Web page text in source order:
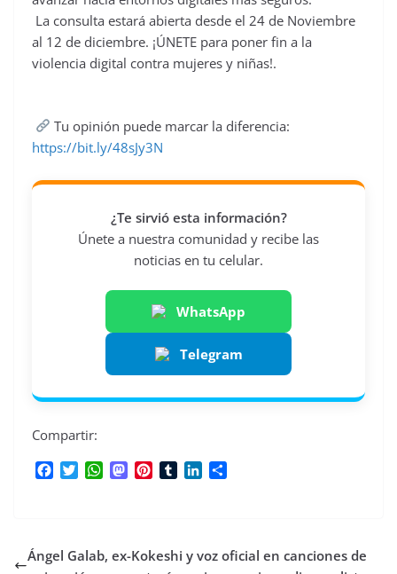
La consulta estará abierta desde el 24 de Noviembre
al 12 de diciembre. ¡ÚNETE para poner fin a la
violencia digital contra mujeres y niñas!.
Tu opinión puede marcar la diferencia:
https://bit.ly/48sJy3N
¿Te sirvió esta información?
Únete a nuestra comunidad y recibe las
noticias en tu celular.
WhatsApp
Telegram
Compartir:
o
e
W
A
M
d
r
r
d
r
Ángel Galab, ex-Kokeshi y voz oficial en canciones de